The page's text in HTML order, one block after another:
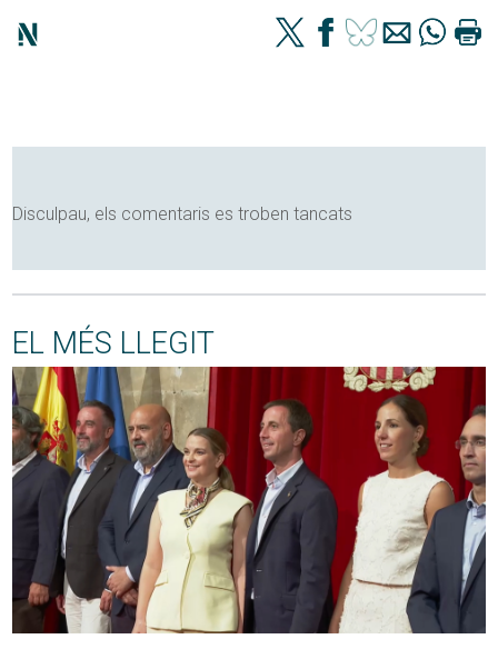
Disculpau, els comentaris es troben tancats
EL MÉS LLEGIT